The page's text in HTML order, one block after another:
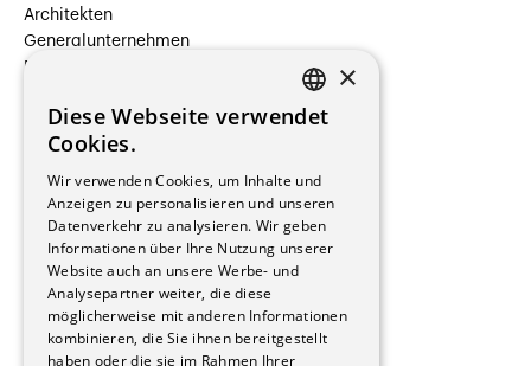
Architekten
Generalunternehmen
Beauftragte Unternehmen
Hersteller/Lieferanten
Bauherrschaften
Immobilienverwaltungsgesellschaften
Stockwerkeigentum
Reportagen
Wohnungen
Renovierungen
Innere Umbauten
Gastgewerbe und Tourismus
Verwaltungsgebäude und Geschäfte
FRENCH
×
Diese Webseite verwendet
Cookies.
Wir verwenden Cookies, um Inhalte und
Anzeigen zu personalisieren und unseren
Datenverkehr zu analysieren. Wir geben
Informationen über Ihre Nutzung unserer
Website auch an unsere Werbe- und
Analysepartner weiter, die diese
möglicherweise mit anderen Informationen
kombinieren, die Sie ihnen bereitgestellt
haben oder die sie im Rahmen Ihrer